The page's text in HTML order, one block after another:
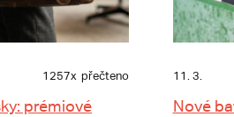
1257x přečteno
prémiové
11. 3.
Nové